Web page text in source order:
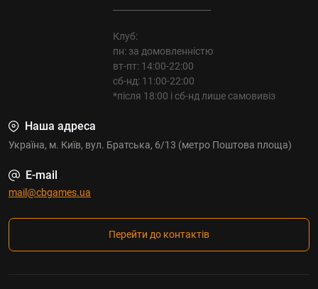
Клуб:
пн: за домовленністю
вт-пт: 14:00-22:00
сб-нд: 11:00-22:00
*після 18:00 і сб-нд лише самовивіз
Наша адреса
Україна, м. Київ, вул. Братська, 6/13 (метро Поштова площа)
E-mail
mail@cbgames.ua
Перейти до контактів